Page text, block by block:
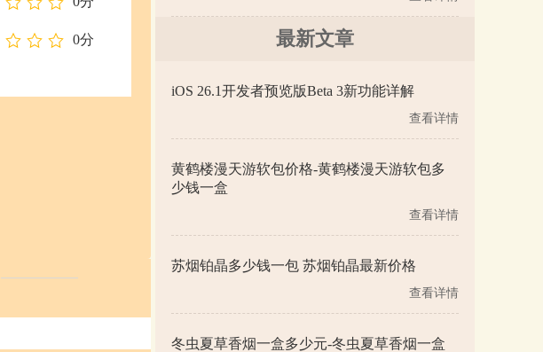
0分 最新文章
iOS 26.1开发者预览版Beta 3新功能详解
查看详情
黄鹤楼漫天游软包价格-黄鹤楼漫天游软包多
少钱一盒
查看详情
苏烟铂晶多少钱一包 苏烟铂晶最新价格
查看详情
冬虫夏草香烟一盒多少元-冬虫夏草香烟一盒